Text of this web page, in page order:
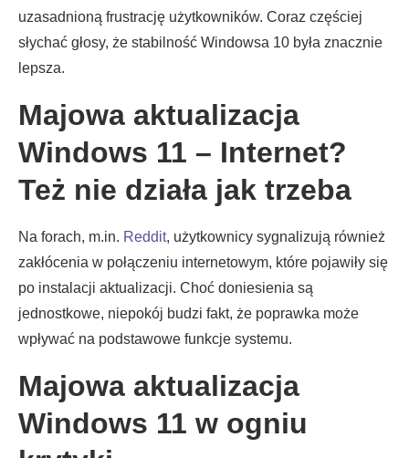
uzasadnioną frustrację użytkowników. Coraz częściej
słychać głosy, że stabilność Windowsa 10 była znacznie
lepsza.
Majowa aktualizacja
Windows 11 – Internet?
Też nie działa jak trzeba
Na forach, m.in. Reddit, użytkownicy sygnalizują również
zakłócenia w połączeniu internetowym, które pojawiły się
po instalacji aktualizacji. Choć doniesienia są
jednostkowe, niepokój budzi fakt, że poprawka może
wpływać na podstawowe funkcje systemu.
Majowa aktualizacja
Windows 11 w ogniu